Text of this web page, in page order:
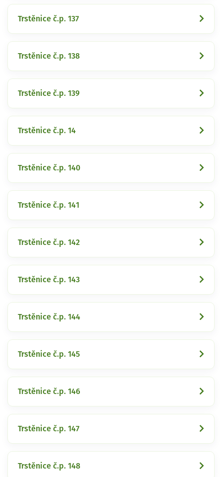
Trstěnice č.p. 137
Trstěnice č.p. 138
Trstěnice č.p. 139
Trstěnice č.p. 14
Trstěnice č.p. 140
Trstěnice č.p. 141
Trstěnice č.p. 142
Trstěnice č.p. 143
Trstěnice č.p. 144
Trstěnice č.p. 145
Trstěnice č.p. 146
Trstěnice č.p. 147
Trstěnice č.p. 148